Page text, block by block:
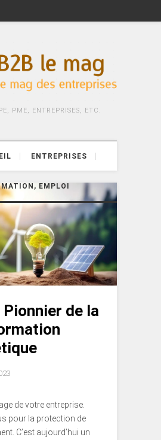
PME, ENTREPRISES, ETC.
ENTREPRISES
EMPLOI
Pionnier de la
de votre entreprise.
pour la protection de
C’est aujourd’hui un